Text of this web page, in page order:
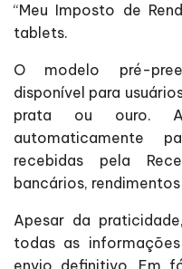
“Meu Imposto de
tablets.
O modelo pré-
disponível para
prata ou ouro. A
automaticamente
recebidas pela
bancários,
Apesar da
todas as